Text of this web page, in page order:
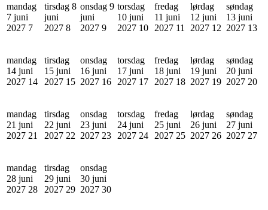
mandag
7 juni
2027 7
tirsdag 8
juni
2027 8
onsdag 9
juni
2027 9
torsdag
10 juni
2027 10
fredag
11 juni
2027 11
lørdag
12 juni
2027 12
søndag
13 juni
2027 13
mandag
14 juni
2027 14
tirsdag
15 juni
2027 15
onsdag
16 juni
2027 16
torsdag
17 juni
2027 17
fredag
18 juni
2027 18
lørdag
19 juni
2027 19
søndag
20 juni
2027 20
mandag
21 juni
2027 21
tirsdag
22 juni
2027 22
onsdag
23 juni
2027 23
torsdag
24 juni
2027 24
fredag
25 juni
2027 25
lørdag
26 juni
2027 26
søndag
27 juni
2027 27
mandag
28 juni
2027 28
tirsdag
29 juni
2027 29
onsdag
30 juni
2027 30